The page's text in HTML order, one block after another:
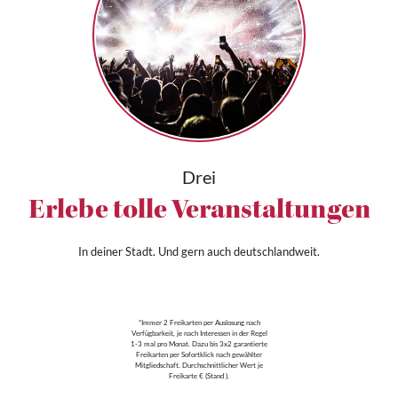
Drei
Erlebe tolle Veranstaltungen
In deiner Stadt. Und gern auch deutschlandweit.
*Immer 2 Freikarten per Auslosung nach
Verfügbarkeit, je nach Interessen in der Regel
1-3 mal pro Monat. Dazu bis 3x2 garantierte
Freikarten per Sofortklick nach gewählter
Mitgliedschaft. Durchschnittlicher Wert je
Freikarte € (Stand ).